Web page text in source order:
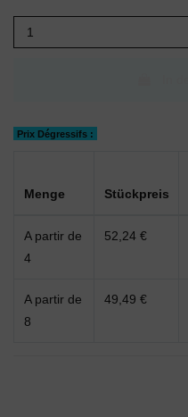
Prix Dégressifs :
Menge Stückpreis
A partir de
4
52,24 €
A partir de
8
49,49 €